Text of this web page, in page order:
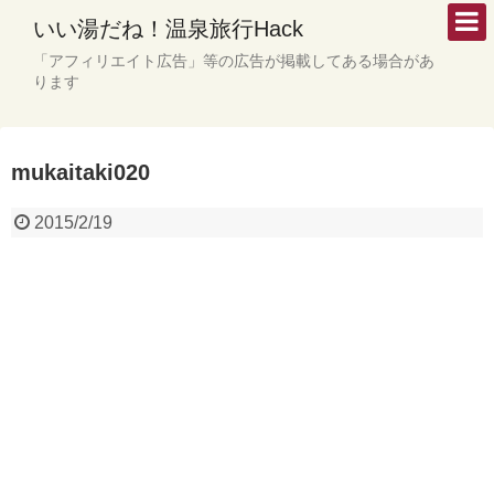
いい湯だね！温泉旅行Hack
「アフィリエイト広告」等の広告が掲載してある場合があ
ります
mukaitaki020
2015/2/19